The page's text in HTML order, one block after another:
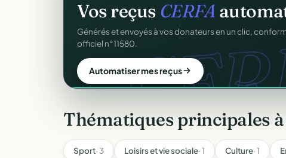
Gérez votre association
Membres, dons, événements, reçus — tout votre
sans rien payer.
Créer mon compte gratuit
Vos reçus CERFA
Générés et envoyés à vos donateurs en un clic,
officiel n°11580.
Automatiser mes reçus
Thématiques principales
Sport· 3 Loisirs et vie sociale· 1 Culture· 1